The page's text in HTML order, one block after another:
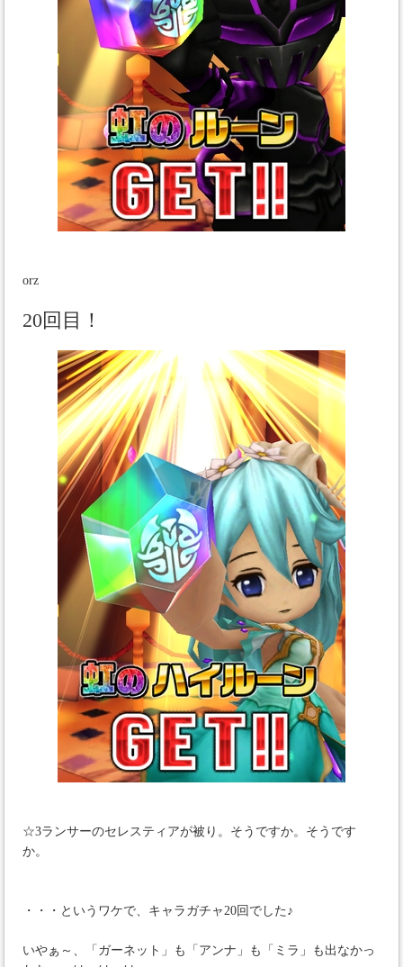
orz
20回目！
☆3ランサーのセレスティアが被り。そうですか。そうです
か。
・・・というワケで、キャラガチャ20回でした♪
いやぁ～、「ガーネット」も「アンナ」も「ミラ」も出なかっ